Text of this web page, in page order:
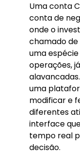
Uma conta
conta de
onde o
chamado de
uma
operações,
uma
modificar e
diferentes
interface
tempo real
decisão.